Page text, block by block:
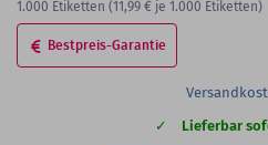
1.000 Etiketten (11,99 € je 1.000 Etiketten)
Bestpreis-Garantie
Lieferbar